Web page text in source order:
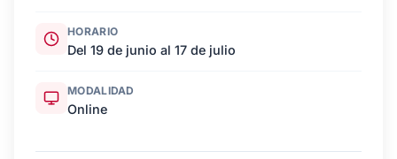
HORARIO
Del 19 de junio al 17 de julio
MODALIDAD
Online